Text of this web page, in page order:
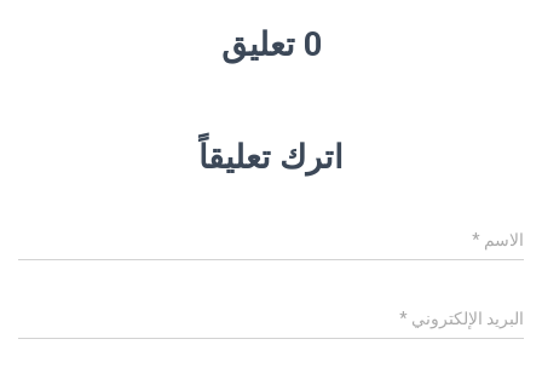
0 تعليق
اترك تعليقاً
الاسم *
البريد الإلكتروني *